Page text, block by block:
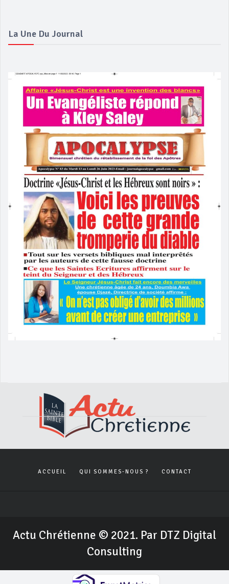
La Une Du Journal
ACCUEIL QUI SOMMES-NOUS ? CONTACT
Actu Chrétienne © 2021. Par DTZ Digital
Consulting